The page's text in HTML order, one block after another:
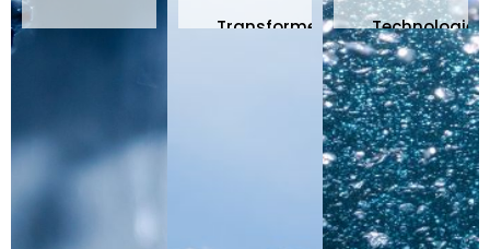
de 25
ans
Transforme
économique
Maintenance
Technologie
Nanobubble
Aqueous
Ozone
Ok
toutes
surfaces
Aucun
produit
chimique